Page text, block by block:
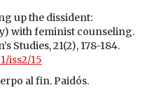
up the dissident:
with feminist counseling.
Studies, 21(2), 178-184.
iss2/15
al fin. Paidós.